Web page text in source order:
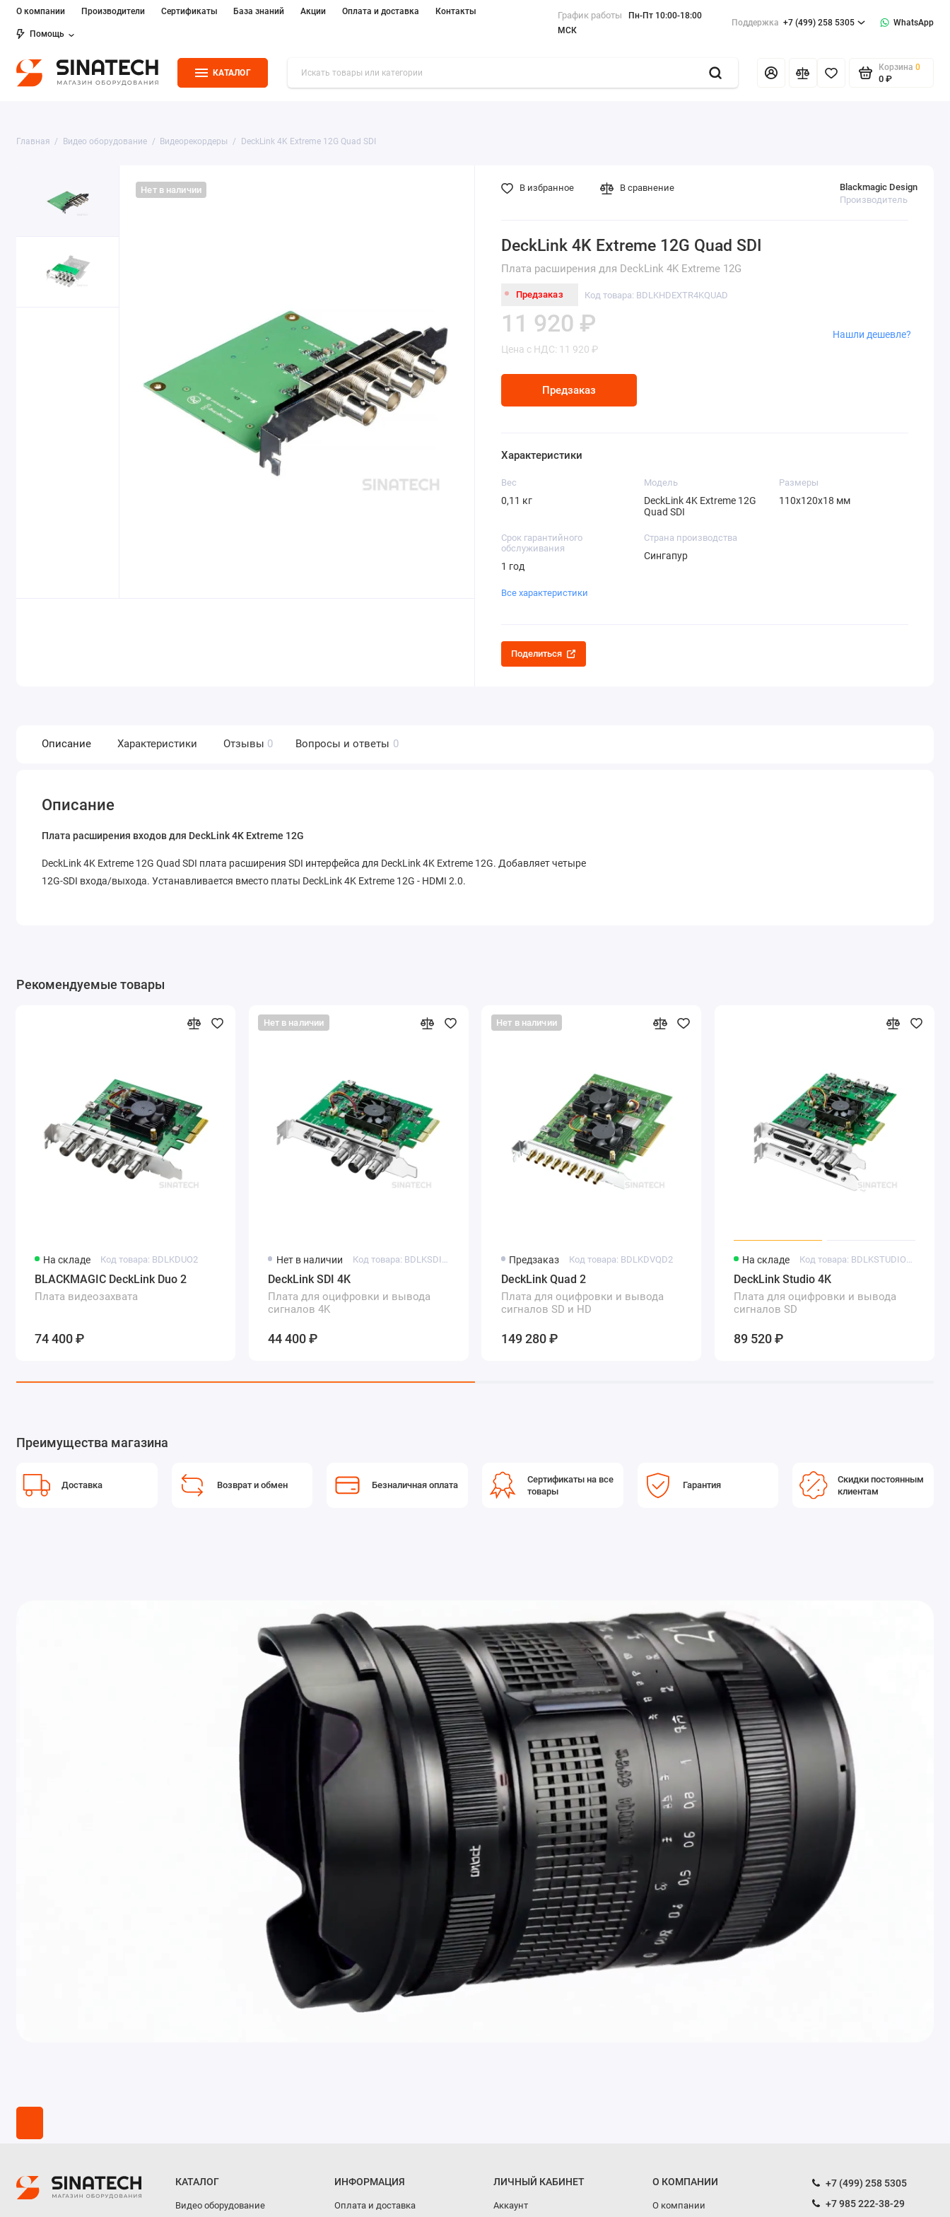
О компании Производители Сертификаты База знаний Акции Оплата и доставка Контакты
Помощь
График работы
Пн-Пт 10:00-18:00
МСК
Поддержка +7 (499) 258 5305 WhatsApp
КАТАЛОГ
Корзина 0
0 ₽
Главная Видео оборудование Видеорекордеры DeckLink 4K Extreme 12G Quad SDI
Нет в наличии
DeckLink 4K Extreme 12G Quad SDI
Плата расширения для DeckLink 4K Extreme 12G
Предзаказ Код товара: BDLKHDEXTR4KQUAD
Blackmagic Design
Производитель
11 920 ₽
Цена с НДС: 11 920 ₽
Предзаказ
Нашли дешевле?
В избранное В сравнение
Характеристики
Вес
0,11 кг
Модель
DeckLink 4K Extreme 12G
Quad SDI
Размеры
110х120х18 мм
Срок гарантийного
обслуживания
1 год
Страна производства
Сингапур
Все характеристики
Поделиться
Описание Характеристики Отзывы 0 Вопросы и ответы 0
Описание
Плата расширения входов для DeckLink 4K Extreme 12G
DeckLink 4K Extreme 12G Quad SDI плата расширения SDI интерфейса для DeckLink 4K Extreme 12G. Добавляет четыре
12G‑SDI входа/выхода. Устанавливается вместо платы DeckLink 4K Extreme 12G - HDMI 2.0.
Рекомендуемые товары
На складе Код товара: BDLKDUO2
BLACKMAGIC DeckLink Duo 2
Плата видеозахвата
74 400 ₽
Нет в наличии
Нет в наличии
DeckLink SDI 4K
Плата для оцифровки и вывода
сигналов 4K
44 400 ₽
Нет в наличии
Предзаказ Код товара: BDLKDVQD2
DeckLink Quad 2
Плата для оцифровки и вывода
сигналов SD и HD
149 280 ₽
На складе
DeckLink Studio 4K
Плата для оцифровки и вывода
сигналов SD
89 520 ₽
Преимущества магазина
Доставка Возврат и обмен Безналичная оплата
Сертификаты на все
товары
Гарантия
Скидки постоянным
клиентам
КАТАЛОГ
Видео оборудование
ИНФОРМАЦИЯ
Оплата и доставка
ЛИЧНЫЙ КАБИНЕТ
Аккаунт
О КОМПАНИИ
О компании
+7 (499) 258 5305
+7 985 222-38-29